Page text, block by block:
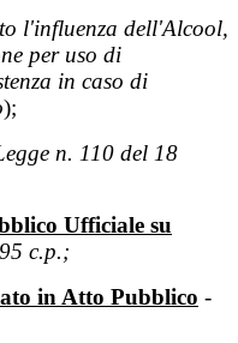
l'influenza dell'Alcool,
per uso di
in caso di
);
n. 110 del 18
Ufficiale su
c.p.;
in Atto Pubblico -